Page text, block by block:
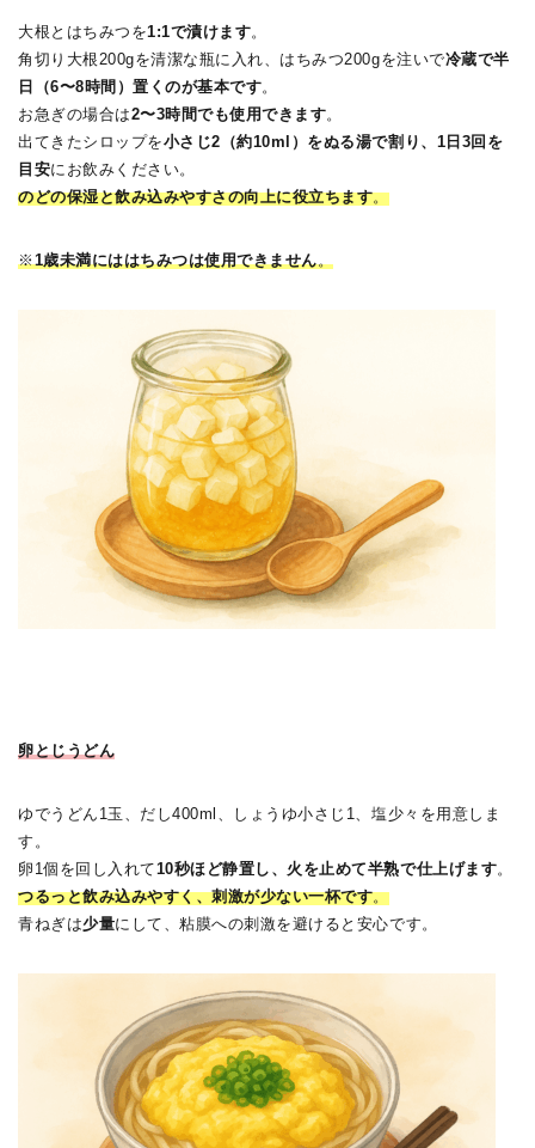
大根とはちみつを1:1で漬けます。
角切り大根200gを清潔な瓶に入れ、はちみつ200gを注いで冷蔵で半
日（6〜8時間）置くのが基本です。
お急ぎの場合は2〜3時間でも使用できます。
出てきたシロップを小さじ2（約10ml）をぬる湯で割り、1日3回を
目安にお飲みください。
のどの保湿と飲み込みやすさの向上に役立ちます。
※1歳未満にははちみつは使用できません。
卵とじうどん
ゆでうどん1玉、だし400ml、しょうゆ小さじ1、塩少々を用意しま
す。
卵1個を回し入れて10秒ほど静置し、火を止めて半熟で仕上げます。
つるっと飲み込みやすく、刺激が少ない一杯です。
青ねぎは少量にして、粘膜への刺激を避けると安心です。